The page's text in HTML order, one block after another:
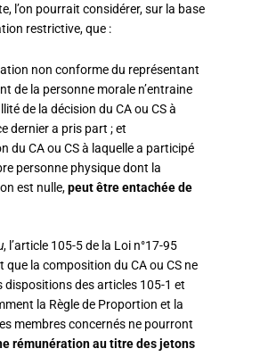
l’on pourrait considérer, sur la base
restrictive, que :
non conforme du représentant
de la personne morale n’entraine
de la décision du CA ou CS à
dernier a pris part ; et
du CA ou CS à laquelle a participé
personne physique dont la
est nulle,peut être entachée de
, l’article 105-5 de la Loi n°17-95
que la composition du CA ou CS ne
dispositions des articles 105-1 et
la Règle de Proportion et la
membres concernés ne pourront
rémunération au titre des jetons